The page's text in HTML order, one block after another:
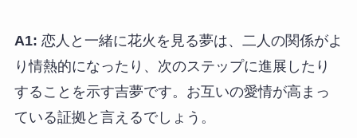
A1: 恋人と一緒に花火を見る夢は、二人の関係がよ
り情熱的になったり、次のステップに進展したり
することを示す吉夢です。お互いの愛情が高まっ
ている証拠と言えるでしょう。